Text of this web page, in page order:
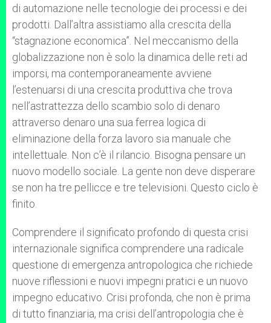
di automazione nelle tecnologie dei processi e dei
prodotti. Dall’altra assistiamo alla crescita della
“stagnazione economica”. Nel meccanismo della
globalizzazione non è solo la dinamica delle reti ad
imporsi, ma contemporaneamente avviene
l’estenuarsi di una crescita produttiva che trova
nell’astrattezza dello scambio solo di denaro
attraverso denaro una sua ferrea logica di
eliminazione della forza lavoro sia manuale che
intellettuale. Non c’è il rilancio. Bisogna pensare un
nuovo modello sociale. La gente non deve disperare
se non ha tre pellicce e tre televisioni. Questo ciclo è
finito.
Comprendere il significato profondo di questa crisi
internazionale significa comprendere una radicale
questione di emergenza antropologica che richiede
nuove riflessioni e nuovi impegni pratici e un nuovo
impegno educativo. Crisi profonda, che non è prima
di tutto finanziaria, ma crisi dell’antropologia che è